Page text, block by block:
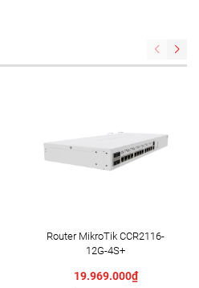
Router MikroTik CCR2116-
12G-4S+
19.969.000₫